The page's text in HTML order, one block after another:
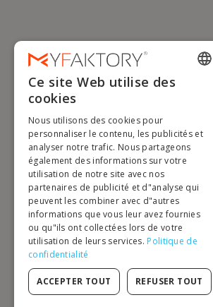
ENGLISH
DUTCH
GERMAN
PORTUGUESE
SPANISH
Ce site Web utilise des
cookies
Nous utilisons des cookies pour
personnaliser le contenu, les publicités et
analyser notre trafic. Nous partageons
également des informations sur votre
utilisation de notre site avec nos
partenaires de publicité et d"analyse qui
peuvent les combiner avec d"autres
informations que vous leur avez fournies
ou qu"ils ont collectées lors de votre
utilisation de leurs services. Politique de
confidentialité
ACCEPTER TOUT REFUSER TOUT